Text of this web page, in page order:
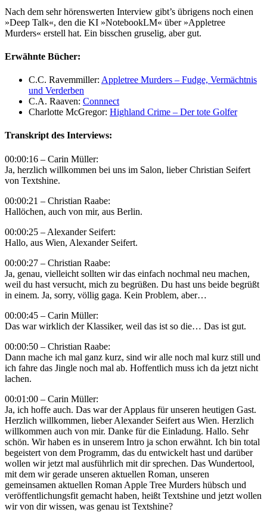
Nach dem sehr hörenswerten Interview gibt’s übrigens noch einen
»Deep Talk«, den die KI »NotebookLM« über »Appletree
Murders« erstell hat. Ein bisschen gruselig, aber gut.
Erwähnte Bücher:
C.C. Ravemmiller: Appletree Murders – Fudge, Vermächtnis
und Verderben
C.A. Raaven: Connnect
Charlotte McGregor: Highland Crime – Der tote Golfer
Transkript des Interviews:
00:00:16 – Carin Müller:
Ja, herzlich willkommen bei uns im Salon, lieber Christian Seifert
von Textshine.
00:00:21 – Christian Raabe:
Hallöchen, auch von mir, aus Berlin.
00:00:25 – Alexander Seifert:
Hallo, aus Wien, Alexander Seifert.
00:00:27 – Christian Raabe:
Ja, genau, vielleicht sollten wir das einfach nochmal neu machen,
weil du hast versucht, mich zu begrüßen. Du hast uns beide begrüßt
in einem. Ja, sorry, völlig gaga. Kein Problem, aber…
00:00:45 – Carin Müller:
Das war wirklich der Klassiker, weil das ist so die… Das ist gut.
00:00:50 – Christian Raabe:
Dann mache ich mal ganz kurz, sind wir alle noch mal kurz still und
ich fahre das Jingle noch mal ab. Hoffentlich muss ich da jetzt nicht
lachen.
00:01:00 – Carin Müller:
Ja, ich hoffe auch. Das war der Applaus für unseren heutigen Gast.
Herzlich willkommen, lieber Alexander Seifert aus Wien. Herzlich
willkommen auch von mir. Danke für die Einladung. Hallo. Sehr
schön. Wir haben es in unserem Intro ja schon erwähnt. Ich bin total
begeistert von dem Programm, das du entwickelt hast und darüber
wollen wir jetzt mal ausführlich mit dir sprechen. Das Wundertool,
mit dem wir gerade unseren aktuellen Roman, unseren
gemeinsamen aktuellen Roman Apple Tree Murders hübsch und
veröffentlichungsfit gemacht haben, heißt Textshine und jetzt wollen
wir von dir wissen, was genau ist Textshine?